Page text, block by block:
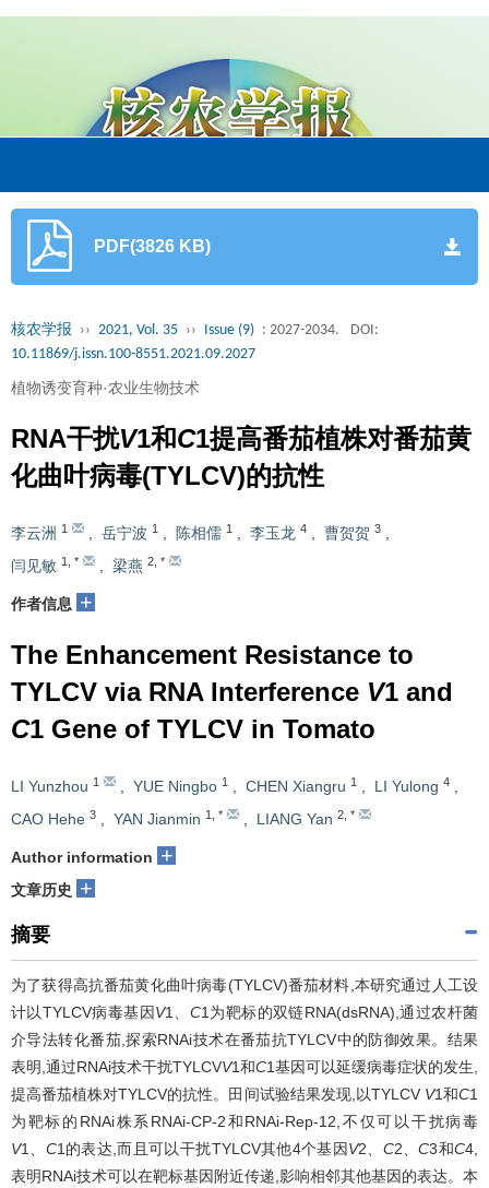
PDF(3826 KB)
核农学报 ›› 2021, Vol. 35 ›› Issue (9) : 2027-2034.
DOI:
10.11869/j.issn.100-8551.2021.09.2027
植物诱变育种·农业生物技术
RNA干扰V1和C1提高番茄植株对番茄黄
化曲叶病毒(TYLCV)的抗性
李云洲 1 岳宁波 1 陈相儒 1 李玉龙 4 曹贺贺 3
闫见敏 1 * 梁燕 2 *
作者信息 +
The Enhancement Resistance to
TYLCV via RNA Interference V1 and
C1 Gene of TYLCV in Tomato
LI Yunzhou 1 YUE Ningbo 1 CHEN Xiangru 1 LI Yulong 4
CAO Hehe 3 YAN Jianmin 1 * LIANG Yan 2 *
Author information +
文章历史 +
摘要
为了获得高抗番茄黄化曲叶病毒(TYLCV)番茄材料,本研究通过人工设
计以TYLCV病毒基因V1、 C1为靶标的双链RNA(dsRNA),通过农杆菌
介导法转化番茄,探索RNAi技术在番茄抗TYLCV中的防御效果。结果
表明,通过RNAi技术干扰TYLCVV1和C1基因可以延缓病毒症状的发生,
提高番茄植株对TYLCV的抗性。田间试验结果发现,以TYLCV V1和C1
为靶标的RNAi株系RNAi-CP-2和RNAi-Rep-12,不仅可以干扰病毒
V1、 C1的表达,而且可以干扰TYLCV其他4个基因V2、 C2、C3和C4,
表明RNAi技术可以在靶标基因附近传递,影响相邻其他基因的表达。本